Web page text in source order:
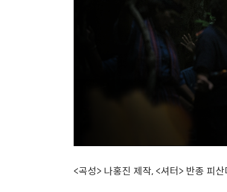
<곡성> 나홍진 제작, <셔터> 반종 피